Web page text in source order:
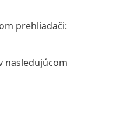
prehliadači:
nasledujúcom